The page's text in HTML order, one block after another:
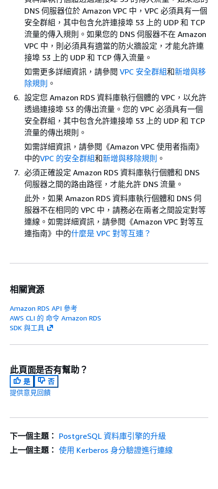
DNS 伺服器位於 Amazon VPC 中，VPC 必須具有一個
安全群組，其中包含允許連接埠 53 上的 UDP 和 TCP
流量的傳入規則。如果您的 DNS 伺服器不在 Amazon
VPC 中，則必須具有適當的防火牆設定，才能允許連
接埠 53 上的 UDP 和 TCP 傳入流量。
如需更多詳細資訊，請參閱 VPC 安全群組和新增與移
除規則 。
設定您 Amazon RDS 資料庫執行個體的 VPC，以允許
透過連接埠 53 的傳出流量。您的 VPC 必須具有一個
安全群組，其中包含允許連接埠 53 上的 UDP 和 TCP
流量的傳出規則。
如需詳細資訊，請參閱《Amazon VPC 使用者指南》
中的VPC 的安全群組和新增與移除規則 。
必須正確設定 Amazon RDS 資料庫執行個體和 DNS
伺服器之間的路由路徑，才能允許 DNS 流量。
此外，如果 Amazon RDS 資料庫執行個體和 DNS 伺
服器不在相同的 VPC 中，請務必在兩者之間設定對等
連線。如需詳細資訊，請參閱《Amazon VPC 對等互
連指南》 中的什麼是 VPC 對等互連？
相關資源
Amazon RDS API 參考
AWS CLI 的 命令 Amazon RDS
SDK 與工具
此頁面是否有幫助？
是
否
提供意見回饋
下一個主題： PostgreSQL 資料庫引擎的升級
上一個主題： 使用 Kerberos 身分驗證進行連線